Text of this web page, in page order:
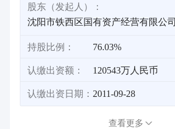
股东（发起人）：
沈阳市铁西区国有资产经营有限公司
持股比例： 76.03%
认缴出资额： 120543万人民币
认缴出资日期： 2011-09-28
查看更多